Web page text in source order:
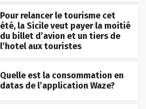
Pour relancer le tourisme cet
été, la Sicile veut payer la moitié
du billet d’avion et un tiers de
l’hotel aux touristes
Quelle est la consommation en
datas de l’application Waze?